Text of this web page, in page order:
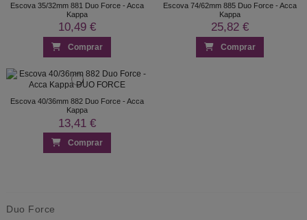
Escova 35/32mm 881 Duo Force - Acca
Kappa
10,49 €
Comprar
Escova 74/62mm 885 Duo Force - Acca
Kappa
25,82 €
Comprar
Escova 40/36mm 882 Duo Force - Acca
Kappa
13,41 €
Comprar
Duo Force